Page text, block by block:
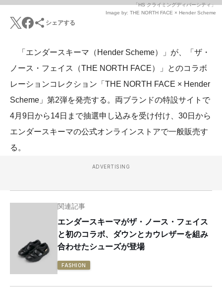
「HS クライミングディバーシティ」
Image by: THE NORTH FACE × Hender Scheme
シェアする
「エンダースキーマ（Hender Scheme）」が、「ザ・
ノース・フェイス（THE NORTH FACE）」とのコラボ
レーションコレクション「THE NORTH FACE × Hender
Scheme」第2弾を発売する。両ブランドの特設サイトで
4月9日から14日まで抽選申し込みを受け付け、30日から
エンダースキーマの公式オンラインストアで一般販売す
る。
ADVERTISING
関連記事
エンダースキーマがザ・ノース・フェイス
と初のコラボ、ダウンとカウレザーを組み
合わせたシューズが登場
FASHION